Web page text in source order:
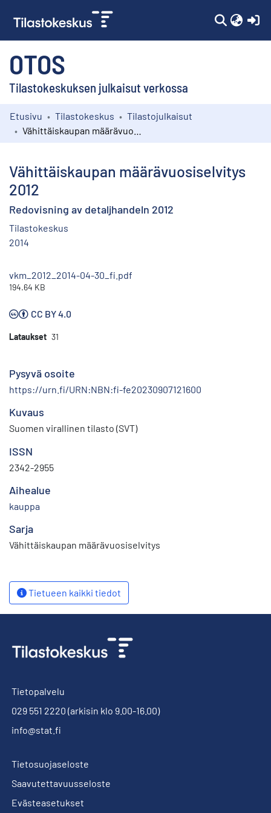
OTOS
Tilastokeskuksen julkaisut verkossa
Kokoelmat
Etusivu Tilastokeskus
Tilastojulkaisut
Vähittäiskaupan määrävuosiselvitys
2012
Redovisning av detaljhandeln 2012
Tilastokeskus
2014
vkm_2012_2014-04-30_fi.pdf
194.64 KB
CC BY 4.0
Lataukset 31
Pysyvä osoite
https://urn.fi/URN:NBN:fi-fe20230907121600
Kuvaus
Suomen virallinen tilasto (SVT)
ISSN
2342-2955
Aihealue
kauppa
Sarja
Vähittäiskaupan määrävuosiselvitys
Tietueen kaikki tiedot
Tietopalvelu
029 551 2220 (arkisin klo 9.00-16.00)
info@stat.fi
Tietosuojaseloste
Saavutettavuusseloste
Evästeasetukset